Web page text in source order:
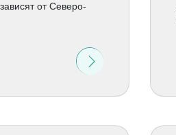
от Северо-